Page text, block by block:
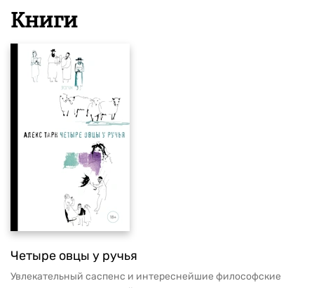
Книги
Четыре овцы у ручья
Увлекательный саспенс и интереснейшие философские